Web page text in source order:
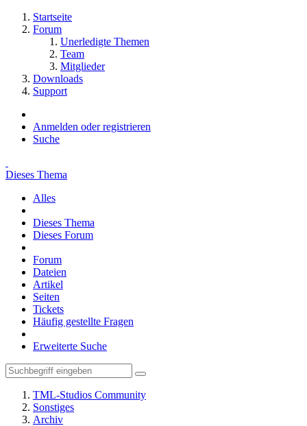
Startseite
Forum
Unerledigte Themen
Team
Mitglieder
Downloads
Support
Anmelden oder registrieren
Suche
Dieses Thema
Alles
Dieses Thema
Dieses Forum
Forum
Dateien
Artikel
Seiten
Tickets
Häufig gestellte Fragen
Erweiterte Suche
TML-Studios Community
Sonstiges
Archiv